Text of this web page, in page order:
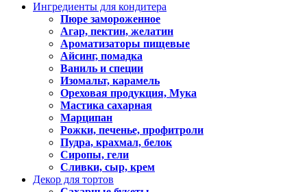
Ингредиенты для кондитера
Пюре замороженное
Агар, пектин, желатин
Ароматизаторы пищевые
Айсинг, помадка
Ваниль и специи
Изомальт, карамель
Ореховая продукция, Мука
Мастика сахарная
Марципан
Рожки, печенье, профитроли
Пудра, крахмал, белок
Сиропы, гели
Сливки, сыр, крем
Декор для тортов